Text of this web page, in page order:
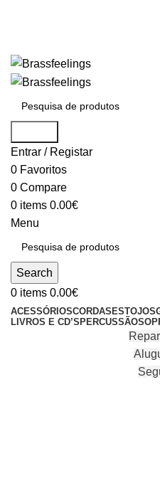
Entrar / Registar
0 Favoritos
0 Compare
0 items 0.00€
Menu
Search
0 items 0.00€
ACESSÓRIOSCORDAS ESTOJOS
LIVROS E CD’S PERCUSSÃO